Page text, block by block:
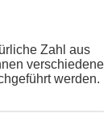
Zahl aus
verschiedene
werden.